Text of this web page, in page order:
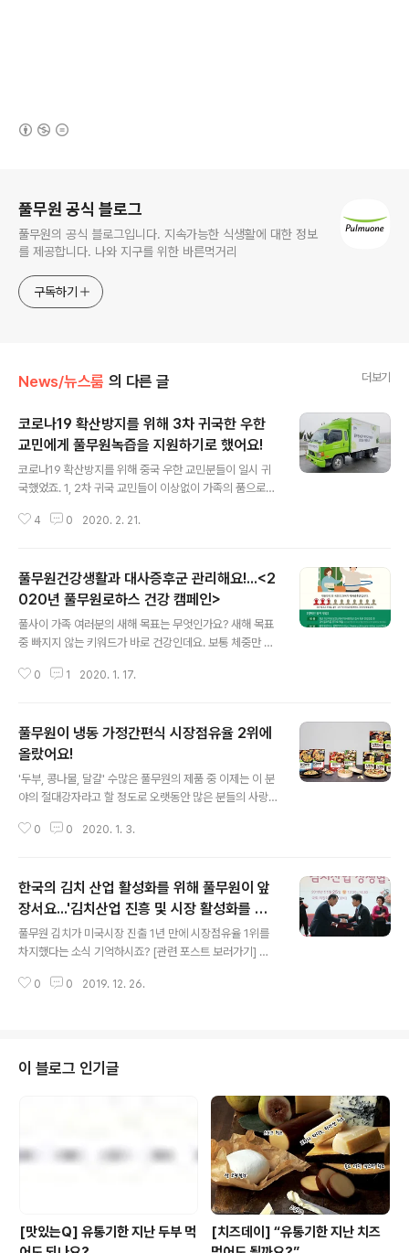
풀무원 공식 블로그
풀무원의 공식 블로그입니다. 지속가능한 식생활에 대한 정보
를 제공합니다. 나와 지구를 위한 바른먹거리
구독하기
News/뉴스룸 의 다른 글 더보기
코로나19 확산방지를 위해 3차 귀국한 우한
교민에게 풀무원녹즙을 지원하기로 했어요!
코로나19 확산방지를 위해 중국 우한 교민분들이 일시 귀
국했었죠. 1, 2차 귀국 교민들이 이상없이 가족의 품으로
방어학원에서 임시 거주 중이에요. 풀무원녹즙은 중국 우
두가 긍정적으로 검토한 결과~! 148명(4~12세 어린이 2
0명 포함)의 교민은 물론 현장 관리 직원 42명 등 총 190
명에게 매일 아침 신선한 녹즙을 맛볼 수 있게 했답니다. 해
외에 거주하면 신선한 생즙 형태의 건강 음료를 접하기 힘
8일 동안 제공하는 녹즙 제품은 총 10개 품목인데요. 매일
4 0 2020. 2. 21.
풀무원건강생활과 대사증후군 관리해요!...<2
020년 풀무원로하스 건강 캠페인>
풀사이 가족 여러분의 새해 목표는 무엇인가요? 새해 목표
중 빠지지 않는 키워드가 바로 건강인데요. 보통 체중만 신
아요. 그런데 그거 아시나요? 대한민국 국민의 26%가 대
때문에 대수롭지 않게 넘기기 쉽지만 오래 방치했다간 합
병증을 유발할 수도 있어요. 허리둘레와 혈압, 중성지방, 콜
레스테롤, 공복혈당 5가지 항목 중 3가지 이상에 해당하면
대사증후군을 의심해봐야 한다고 하네요. 지속적인 관찰과
후군 관리를 위해 풀무원건강생활이 나섰답니다. 풀무원건
0 1 2020. 1. 17.
풀무원이 냉동 가정간편식 시장점유율 2위에
올랐어요!
'두부, 콩나물, 달걀' 수많은 풀무원의 제품 중 이제는 이 분
야의 절대강자라고 할 정도로 오랫동안 많은 분들의 사랑
없이 혁신을 해온 덕일까요? 요즘엔 떠오르는 풀무원 제품
만 들어도 그 맛과 모습이 떠오를 정도로 핫한 제품들인데
요. 실제로 국내 냉동 HMR(Home Meal Replacemen
t, 가정간편식) 분야에서 이 '3대 혁신 제품'에 힘입어 풀무
원의 위상이 상당히 업업!되고 있다는 사실!! 어느 정도냐
하면 말이죠. 올해 10월 기준 누적 매출이 전년 대비 35.
6% 성장하며 시장점유율 2위를 기록했다는 거! 최근 식..
0 0 2020. 1. 3.
한국의 김치 산업 활성화를 위해 풀무원이 앞
장서요...'김치산업 진흥 및 시장 활성화를 위
한 상생협약' 체결
풀무원 김치가 미국시장 진출 1년 만에 시장점유율 1위를
차지했다는 소식 기억하시죠? [관련 포스트 보러가기] 한
할 수 있는데요. 많은 분들의 관심과 사랑을 받고 있는 만큼
장이 아닌 '한국 김치'의 성장을 바라며 김치 시장 활성화를
위한 김치산업 상생협약을 체결한 거? 지난달 서울 여의도
국회 의원회관에서는 '김치산업 상생협약식'이 있었는데
요. 국회 농림축산식품해양수산위원회, 농림축산식품부,
동반성장위원회, 대한민국김치협회, 한국김치절임식품공
업협동조합 관계자 등 80여명이 참석한 ..
0 0 2019. 12. 26.
이 블로그 인기글
[맛있는Q] 유통기한 지난 두부 먹
[치즈데이] “유통기한 지난 치즈